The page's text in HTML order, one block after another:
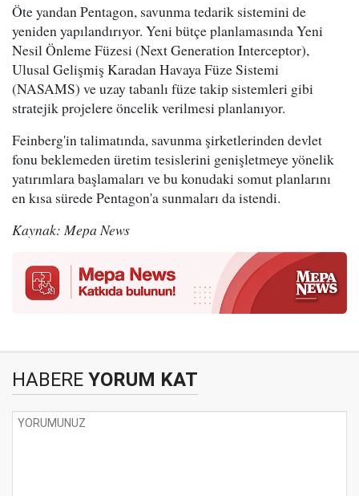
Öte yandan Pentagon, savunma tedarik sistemini de
yeniden yapılandırıyor. Yeni bütçe planlamasında Yeni
Nesil Önleme Füzesi (Next Generation Interceptor),
Ulusal Gelişmiş Karadan Havaya Füze Sistemi
(NASAMS) ve uzay tabanlı füze takip sistemleri gibi
stratejik projelere öncelik verilmesi planlanıyor.
Feinberg'in talimatında, savunma şirketlerinden devlet
fonu beklemeden üretim tesislerini genişletmeye yönelik
yatırımlara başlamaları ve bu konudaki somut planlarını
en kısa sürede Pentagon'a sunmaları da istendi.
Kaynak: Mepa News
HABERE YORUM KAT